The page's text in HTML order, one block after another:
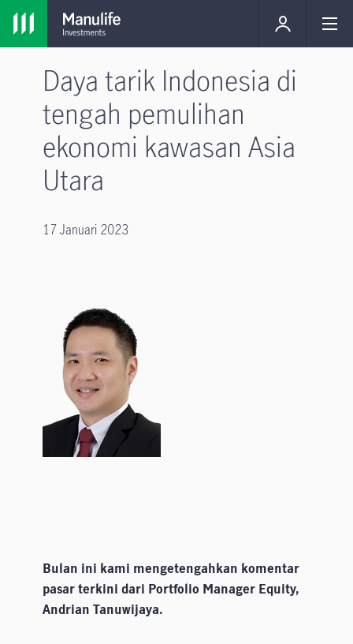
Daya tarik Indonesia di
tengah pemulihan
ekonomi kawasan Asia
Utara
17 Januari 2023
Bulan ini kami mengetengahkan komentar
pasar terkini dari Portfolio Manager Equity,
Andrian Tanuwijaya.